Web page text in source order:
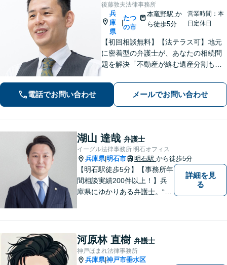
後藤敦夫法律事務所
兵
庫
県
たつ
の市
本竜野駅か
ら徒歩5分
営業時間：本
日定休日
【初回相談無料】【法テラス可】地元
に密着型の弁護士が、あなたの相続問
題を解決「不動産が絡む遺産分割も的
が、オーダーメイドの解決策をご提案
「他の事務所で対応できなかった自己
破産もご相談ください」【本竜野駅5
分】
電話でお問い合わせ メールでお問い合わせ
湖山 達哉 弁護士
イーグル法律事務所 明石オフィス
兵庫県|明石市 明石駅 から徒歩5分
【明石駅徒歩5分】【事務所年
間相談実績200件以上！】兵
庫県にゆかりある弁護士。“プ
題にも迅速に対応いたしま
す。【初回無料相談】
詳細を見
る
河原林 直樹 弁護士
神戸ほまれ法律事務所
兵庫県|神戸市垂水区